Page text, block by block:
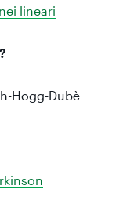
lineari
Hogg-Dubè